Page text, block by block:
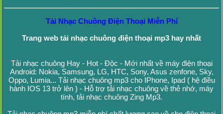
Tải Nhạc Chuông Điện Thoại Miễn Phí
Trang web tải nhạc chuông điện thoại mp3 hay nhất
Tải nhạc chuông Hay - Hot - Độc - Mới nhất về máy điện thoại
Android: Nokia, Samsung, LG, HTC, Sony, Asus zenfone, Sky,
Oppo, Lumia... Tải nhạc chuông mp3 cho IPhone, Ipad ( hệ điều
hành IOS 13 trở lên ) - Hỗ trợ tải nhạc chuông về thẻ nhớ, máy
tính, tải nhạc chuông Zing Mp3.